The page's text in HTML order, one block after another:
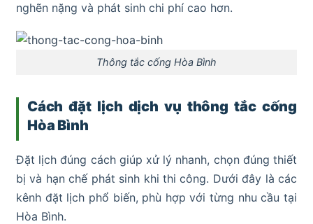
nghẽn nặng và phát sinh chi phí cao hơn.
Thông tắc cống Hòa Bình
Cách đặt lịch dịch vụ thông tắc cống
Hòa Bình
Đặt lịch đúng cách giúp xử lý nhanh, chọn đúng thiết
bị và hạn chế phát sinh khi thi công. Dưới đây là các
kênh đặt lịch phổ biến, phù hợp với từng nhu cầu tại
Hòa Bình.